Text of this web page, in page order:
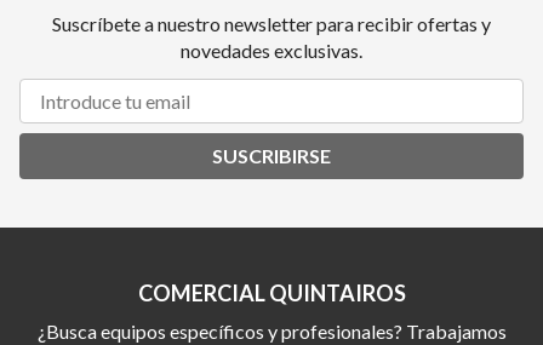
Suscríbete a nuestro newsletter para recibir ofertas y
novedades exclusivas.
SUSCRIBIRSE
COMERCIAL QUINTAIROS
¿Busca equipos específicos y profesionales? Trabajamos